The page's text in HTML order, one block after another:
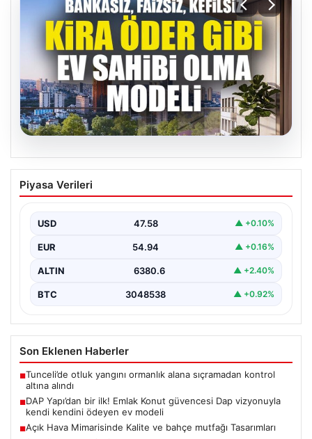
DAP Yapı’dan bir ilk! Emlak Konut
güvencesi Dap vizyonuyla kendi
Piyasa Verileri
USD 47.58 ▲ +0.10%
EUR 54.94 ▲ +0.16%
ALTIN 6380.6 ▲ +2.40%
BTC 3048538 ▲ +0.92%
Son Eklenen Haberler
■Tunceli’de otluk yangını ormanlık alana sıçramadan kontrol
altına alındı
■DAP Yapı’dan bir ilk! Emlak Konut güvencesi Dap vizyonuyla
kendi kendini ödeyen ev modeli
■Açık Hava Mimarisinde Kalite ve bahçe mutfağı Tasarımları